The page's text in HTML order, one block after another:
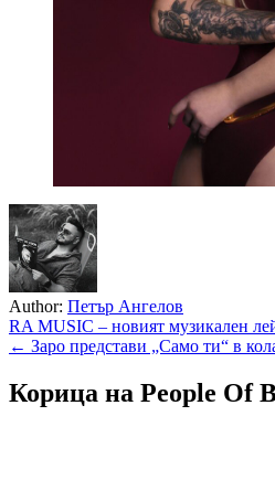
Author: Петър Ангелов
Навигация
RA MUSIC – новият музикален
← Заро представи „Само ти“ в
Корица на People Of